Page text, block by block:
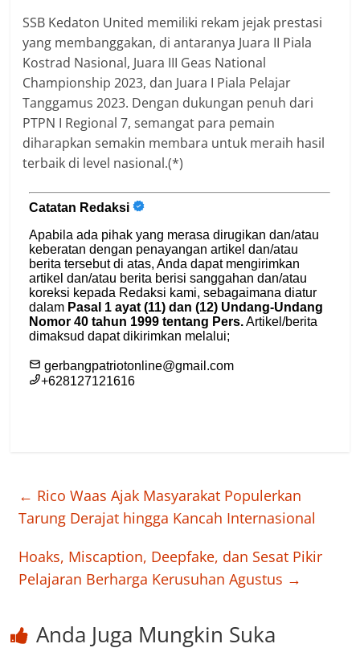
SSB Kedaton United memiliki rekam jejak prestasi
yang membanggakan, di antaranya Juara II Piala
Kostrad Nasional, Juara III Geas National
Championship 2023, dan Juara I Piala Pelajar
Tanggamus 2023. Dengan dukungan penuh dari
PTPN I Regional 7, semangat para pemain
diharapkan semakin membara untuk meraih hasil
terbaik di level nasional.(*)
← Rico Waas Ajak Masyarakat Populerkan
Tarung Derajat hingga Kancah Internasional
Hoaks, Miscaption, Deepfake, dan Sesat Pikir
Pelajaran Berharga Kerusuhan Agustus →
Anda Juga Mungkin Suka